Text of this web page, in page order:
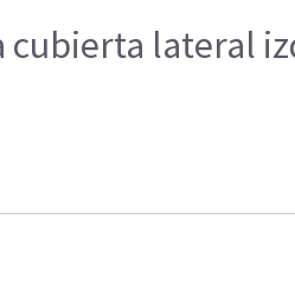
cubierta lateral